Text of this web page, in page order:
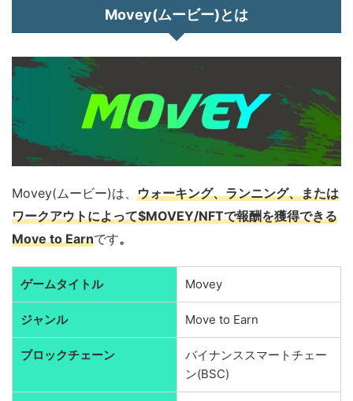
Movey(ムービー)とは
Movey(ムービー)は、 ウォーキング、ランニング、または
ワークアウトによって$MOVEY/NFTで報酬を獲得できる
Move to Earnです。
ゲームタイトル Movey
ジャンル Move to Earn
ブロックチェーン
バイナンススマートチェー
ン(BSC)